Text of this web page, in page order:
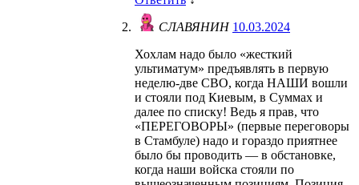
СЛАВЯНИН 10.03.2024
Хохлам надо было «жесткий
ультиматум» предъявлять в первую
неделю-две СВО, когда НАШИ вошли
и стояли под Киевым, в Суммах и
далее по списку! Ведь я прав, что
«ПЕРЕГОВОРЫ» (первые переговоры
в Стамбуле) надо и гораздо приятнее
было бы проводить — в обстановке,
когда наши войска стояли по